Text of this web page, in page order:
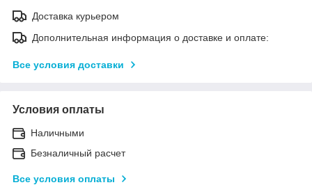
Доставка курьером
Дополнительная информация о доставке и оплате:
Все условия доставки
Условия оплаты
Наличными
Безналичный расчет
Все условия оплаты